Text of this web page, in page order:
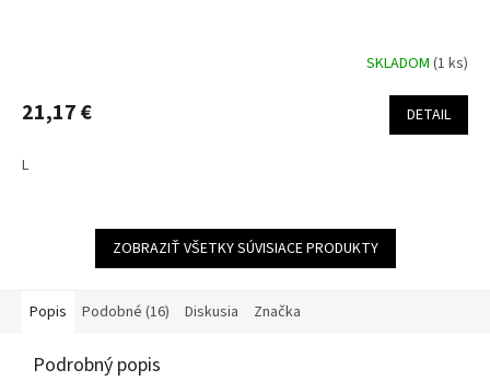
SKLADOM (1 ks)
21,17 € DETAIL
L
ZOBRAZIŤ VŠETKY SÚVISIACE PRODUKTY
Popis Podobné (16) Diskusia Značka
Podrobný popis